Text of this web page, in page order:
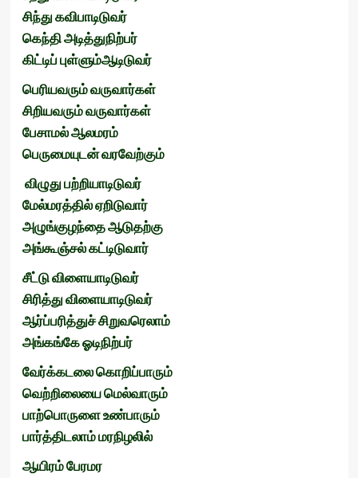
சிந்துகவிபாடிடுவர்
கெந்திஅடித்துநிற்பர்
கிட்டிப்புள்ளும்ஆடிடுவர்
பெரியவரும்வருவார்கள்
சிறியவரும்வருவார்கள்
பேசாமல்ஆலமரம்
பெருமையுடன்வரவேற்கும்
விழுதுபற்றியாடிடுவர்
மேல்மரத்தில்ஏறிடுவார்
அழுங்குழந்தைஆடுதற்கு
அங்கூஞ்சல்கட்டிடுவார்
சீட்டுவிளையாடிடுவர்
சிரித்துவிளையாடிடுவர்
ஆர்ப்பரித்துச்சிறுவரெலாம்
அங்கங்கேஓடிநிற்பர்
வேர்க்கடலைகொறிப்பாரும்
வெற்றிலையைமெல்வாரும்
பாற்பொருளைஉண்பாரும்
பார்த்திடலாம்மரநிழலில்
ஆயிரம்பேரமர